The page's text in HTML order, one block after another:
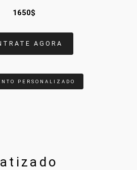
1650$
AGORA
PERSONALIZADO